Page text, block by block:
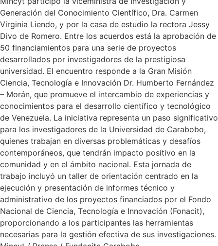
Generación del Conocimiento Científico, Dra. Carmen
Virginia Liendo, y por la casa de estudio la rectora Jessy
Divo de Romero. Entre los acuerdos está la aprobación de
50 financiamientos para una serie de proyectos
desarrollados por investigadores de la prestigiosa
universidad. El encuentro responde a la Gran Misión
Ciencia, Tecnología e Innovación Dr. Humberto Fernández
– Morán, que promueve el intercambio de experiencias y
conocimientos para el desarrollo científico y tecnológico
de Venezuela. La iniciativa representa un paso significativo
para los investigadores de la Universidad de Carabobo,
quienes trabajan en diversas problemáticas y desafíos
contemporáneos, que tendrán impacto positivo en la
comunidad y en el ámbito nacional. Esta jornada de
trabajo incluyó un taller de orientación centrado en la
ejecución y presentación de informes técnico y
administrativo de los proyectos financiados por el Fondo
Nacional de Ciencia, Tecnología e Innovación (Fonacit),
proporcionando a los participantes las herramientas
necesarias para la gestión efectiva de sus investigaciones.